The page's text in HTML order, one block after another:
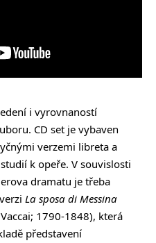
i vyrovnaností
CD set je vybaven
verzemi libreta a
k opeře. V souvislosti
dramatu je třeba
La sposa di Messina
1790-1848), která
představení